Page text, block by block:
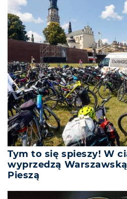
Tym to się spieszy! W
wyprzedzą
Pieszą